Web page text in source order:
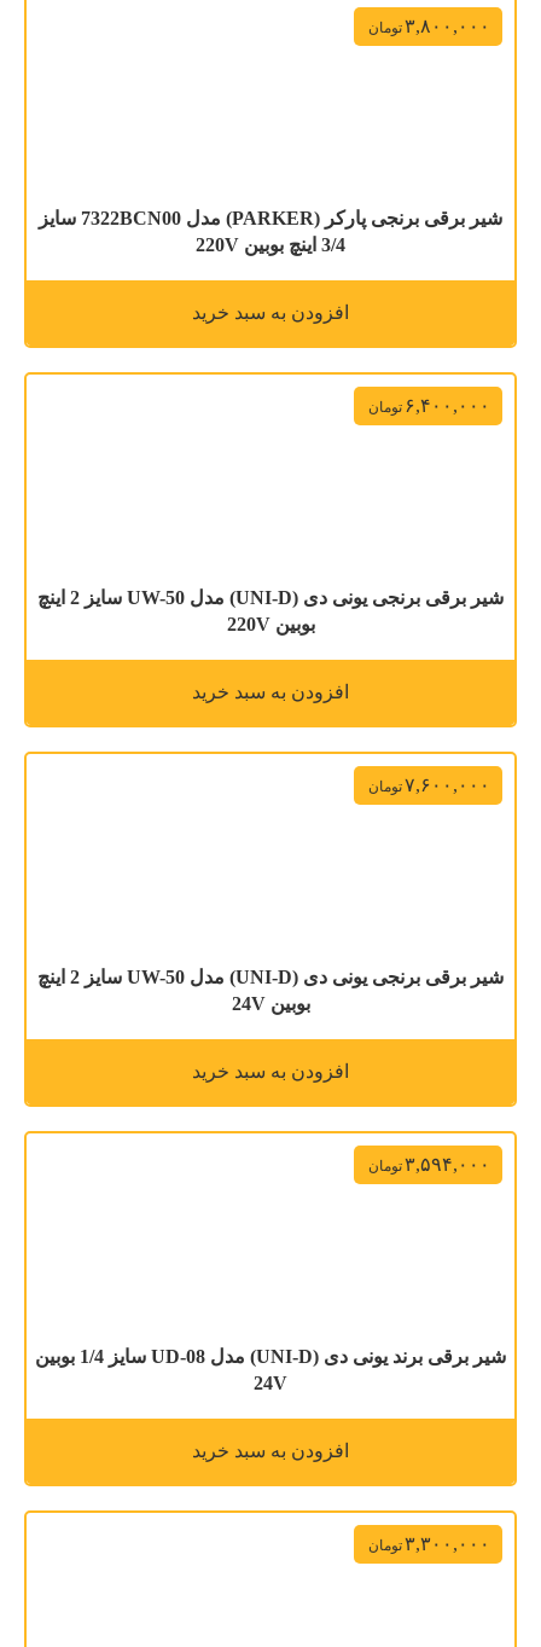
۳,۸۰۰,۰۰۰تومان
شیر برقی برنجی پارکر (PARKER) مدل 7322BCN00 سایز
3/4 اینچ بوبین 220V
افزودن به سبد خرید
۶,۴۰۰,۰۰۰ تومان
شیر برقی برنجی یونی دی (UNI-D) مدل UW-50 سایز 2 اینچ
بوبین 220V
افزودن به سبد خرید
۷,۶۰۰,۰۰۰تومان
شیر برقی برنجی یونی دی (UNI-D) مدل UW-50 سایز 2 اینچ
بوبین 24V
افزودن به سبد خرید
۳,۵۹۴,۰۰۰تومان
شیر برقی برند یونی دی (UNI-D) مدل UD-08 سایز 1/4 بوبین
24V
افزودن به سبد خرید
۳,۳۰۰,۰۰۰تومان